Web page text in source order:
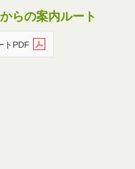
らの案内ルート
トPDF